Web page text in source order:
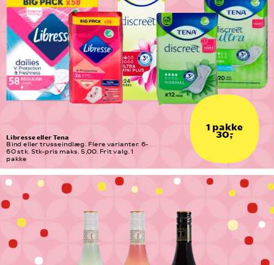
1 pakke
30,-
Libresse eller Tena
Bind eller trusseindlæg. Flere varianter. 6-
60 stk. Stk-pris maks. 5,00. Frit valg. 1
pakke